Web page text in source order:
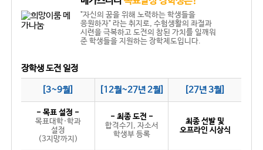
"자신의 꿈을 위해 노력하는 학생들을
응원하자" 라는 취지로, 수험생활의 좌절과
시련을 극복하고 도전의 참된 가치를 일깨워
준 학생들을 지원하는 장학제도입니다.
장학생 도전 일정
[3~9월] [12월~27년 2월] [27년 3월]
- 목표 설정 -
목표대학·학과
설정
(3지망까지)
- 최종 도전 -
합격수기, 자소서
학생부 등록
최종 선발 및
오프라인 시상식